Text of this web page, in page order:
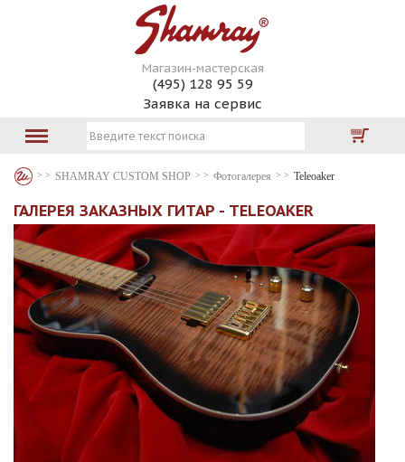
Магазин-мастерская
(495) 128 95 59
Заявка на сервис
SHAMRAY CUSTOM SHOP Фотогалерея Teleoaker
ГАЛЕРЕЯ ЗАКАЗНЫХ ГИТАР - TELEOAKER